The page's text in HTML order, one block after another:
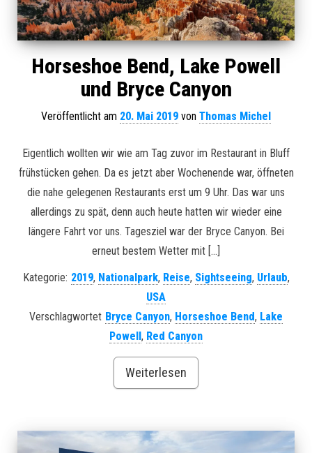
Horseshoe Bend, Lake Powell
und Bryce Canyon
Veröffentlicht am 20. Mai 2019 von Thomas Michel
Eigentlich wollten wir wie am Tag zuvor im Restaurant in Bluff
frühstücken gehen. Da es jetzt aber Wochenende war, öffneten
die nahe gelegenen Restaurants erst um 9 Uhr. Das war uns
allerdings zu spät, denn auch heute hatten wir wieder eine
längere Fahrt vor uns. Tagesziel war der Bryce Canyon. Bei
erneut bestem Wetter mit […]
Kategorie: 2019, Nationalpark, Reise, Sightseeing, Urlaub,
USA
Verschlagwortet Bryce Canyon, Horseshoe Bend, Lake
Powell , Red Canyon
Weiterlesen